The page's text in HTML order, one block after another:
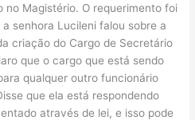
no Magistério. O requerimento foi
senhora Lucileni falou sobre a
criação do Cargo de Secretário
que o cargo que está sendo
qualquer outro funcionário
que ela está respondendo
através de lei, e isso pode